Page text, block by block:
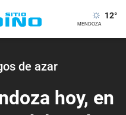
12°
de azar
hoy, en